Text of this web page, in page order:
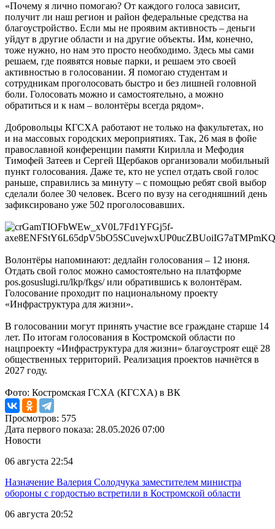
«Почему я лично помогаю? От каждого голоса зависит,
получит ли наш регион и район федеральные средства на
благоустройство. Если мы не проявим активность – деньги
уйдут в другие области и на другие объекты. Им, конечно,
тоже нужно, но нам это просто необходимо. Здесь мы сами
решаем, где появятся новые парки, и решаем это своей
активностью в голосовании. Я помогаю студентам и
сотрудникам проголосовать быстро и без лишней головной
боли. Голосовать можно и самостоятельно, а можно
обратиться и к нам – волонтёры всегда рядом».
Добровольцы КГСХА работают не только на факультетах, но
и на массовых городских мероприятиях. Так, 26 мая в фойе
православной конференции памяти Кирилла и Мефодия
Тимофей Затеев и Сергей Щербаков организовали мобильный
пункт голосования. Даже те, кто не успел отдать свой голос
раньше, справились за минуту – с помощью ребят свой выбор
сделали более 30 человек. Всего по вузу на сегодняшний день
зафиксировано уже 502 проголосовавших.
Волонтёры напоминают: дедлайн голосования – 12 июня.
Отдать свой голос можно самостоятельно на платформе
pos.gosuslugi.ru/lkp/fkgs/ или обратившись к волонтёрам.
Голосование проходит по национальному проекту
«Инфраструктура для жизни».
В голосовании могут принять участие все граждане старше 14
лет. По итогам голосования в Костромской области по
нацпроекту «Инфраструктура для жизни» благоустроят ещё 28
общественных территорий. Реализация проектов начнётся в
2027 году.
Фото: Костромская ГСХА (КГСХА) в ВК
Просмотров: 575
Дата первого показа: 28.05.2026 07:00
Новости
06 августа 22:54
Назначение Валерия Солодчука заместителем министра
обороны с гордостью встретили в Костромской области
06 августа 20:52